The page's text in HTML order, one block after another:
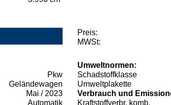
Preis:
MWSt:
Pkw
Geländewagen
Mai / 2023
Automatik
Umweltnormen:
Schadstoffklasse
Umweltplakette
Verbrauch und
Kraftstoffverbr. komb.